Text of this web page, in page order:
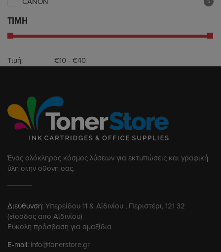
5
ΤΙΜΗ
Τιμή:
Ένας ολόκληρος κόσμος λύσεων για εκτυπώσεις και γραφική
ύλη στην οθόνη σας.
Διεύθυνση: Υπερείδου 11 & Αϊδινίου , Περιστέρι, 121 32
(είσοδος από Αϊδινίου)
Εύκολη πρόσβαση για αμαξίδια
E-mail: info@tonerstore.gr